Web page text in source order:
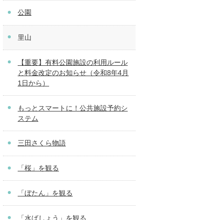
公園
里山
【重要】有料公園施設の利用ルール
と料金改定のお知らせ（令和8年4月
1日から）
もっとスマートに！公共施設予約シ
ステム
三田さくら物語
「桜」を観る
「ぼたん」を観る
「水ばしょう」を観る